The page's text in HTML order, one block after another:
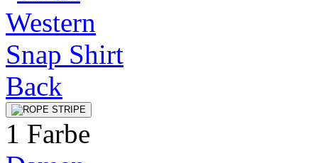
1 Farbe